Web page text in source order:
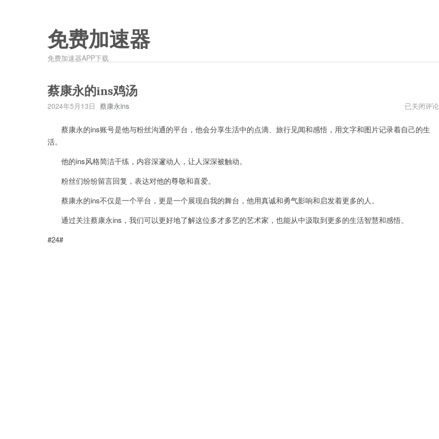
免费加速器
免费加速器APP下载
蔡康永的ins鸡汤
2024年5月13日 蔡康永ins
蔡
的
已关闭评论
蔡康永的ins账号是他与粉丝沟通的平台，他会分享生活中的点滴、旅行见闻和感悟，用文字和图片记录着自己的生
活。
他的ins风格简洁干练，内容深邃动人，让人深深被触动。
粉丝们纷纷留言回复，表达对他的尊敬和喜爱。
蔡康永的ins不仅是一个平台，更是一个展现自我的舞台，他用真诚和勇气影响和启发着更多的人。
通过关注蔡康永ins，我们可以更好地了解这位多才多艺的艺术家，也能从中汲取到更多的生活智慧和感悟。
#24#